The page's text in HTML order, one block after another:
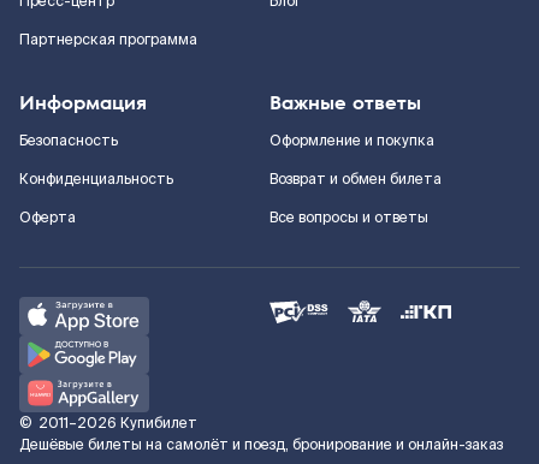
Партнерская программа
Информация
Безопасность
Конфиденциальность
Оферта
Важные ответы
Оформление и покупка
Возврат и обмен билета
Все вопросы и ответы
© 2011–2026 Купибилет
Дешёвые билеты на самолёт и поезд, бронирование и онлайн-заказ